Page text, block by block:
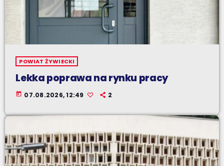
POWIAT ŻYWIECKI
Lekka poprawa na rynku pracy
today 07.08.2026, 12:49 2